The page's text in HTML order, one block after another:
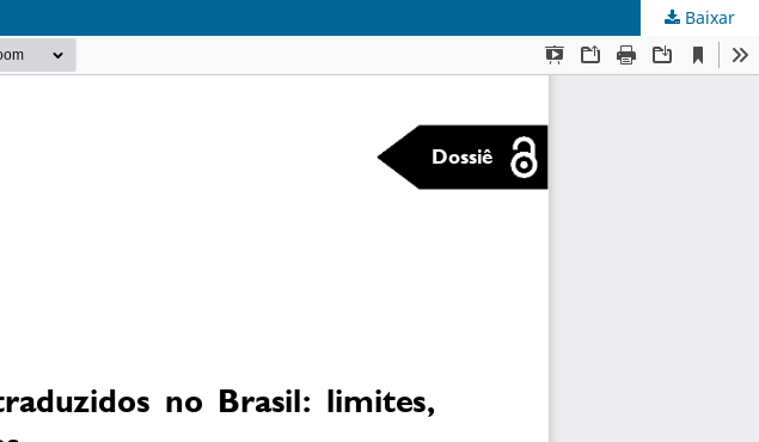
Baixar